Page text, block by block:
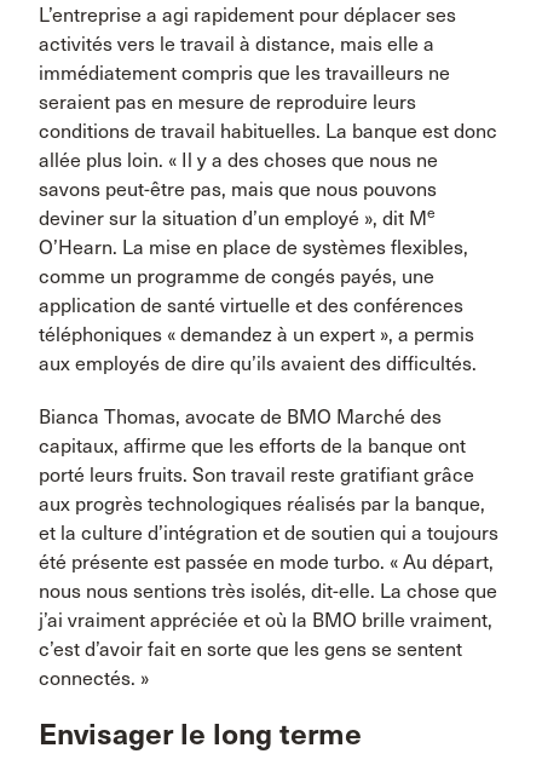
L’entreprise a agi rapidement pour déplacer ses
activités vers le travail à distance, mais elle a
immédiatement compris que les travailleurs ne
seraient pas en mesure de reproduire leurs
conditions de travail habituelles. La banque est donc
allée plus loin. « Il y a des choses que nous ne
savons peut-être pas, mais que nous pouvons
deviner sur la situation d’un employé », dit Me
O’Hearn. La mise en place de systèmes flexibles,
comme un programme de congés payés, une
application de santé virtuelle et des conférences
téléphoniques « demandez à un expert », a permis
aux employés de dire qu’ils avaient des difficultés.
Bianca Thomas, avocate de BMO Marché des
capitaux, affirme que les efforts de la banque ont
porté leurs fruits. Son travail reste gratifiant grâce
aux progrès technologiques réalisés par la banque,
et la culture d’intégration et de soutien qui a toujours
été présente est passée en mode turbo. « Au départ,
nous nous sentions très isolés, dit-elle. La chose que
j’ai vraiment appréciée et où la BMO brille vraiment,
c’est d’avoir fait en sorte que les gens se sentent
connectés. »
Envisager le long terme